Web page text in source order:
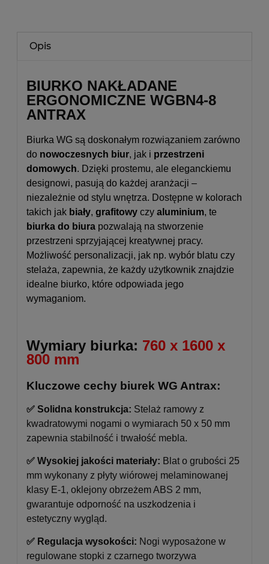
Opis
BIURKO NAKŁADANE
ERGONOMICZNE WGBN4-8
ANTRAX
Biurka WG są doskonałym rozwiązaniem zarówno
do nowoczesnych biur, jak i przestrzeni
domowych. Dzięki prostemu, ale eleganckiemu
designowi, pasują do każdej aranżacji –
niezależnie od stylu wnętrza. Dostępne w kolorach
takich jak biały, grafitowy czy aluminium, te
biurka do biura pozwalają na stworzenie
przestrzeni sprzyjającej kreatywnej pracy.
Możliwość personalizacji, jak np. wybór blatu czy
stelaża, zapewnia, że każdy użytkownik znajdzie
idealne biurko, które odpowiada jego
wymaganiom.
Wymiary biurka: 760 x 1600 x
800 mm
Kluczowe cechy biurek WG Antrax:
✅ Solidna konstrukcja: Stelaż ramowy z
kwadratowymi nogami o wymiarach 50 x 50 mm
zapewnia stabilność i trwałość mebla.
✅ Wysokiej jakości materiały: Blat o grubości 25
mm wykonany z płyty wiórowej melaminowanej
klasy E-1, oklejony obrzeżem ABS 2 mm,
gwarantuje odporność na uszkodzenia i
estetyczny wygląd.
✅ Regulacja wysokości: Nogi wyposażone w
regulowane stopki z czarnego tworzywa